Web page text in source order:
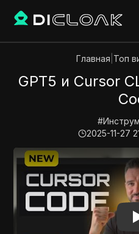
Главная Топ
GPT5 и Cursor
#
2025-11-27
Play Video: GPT5 и